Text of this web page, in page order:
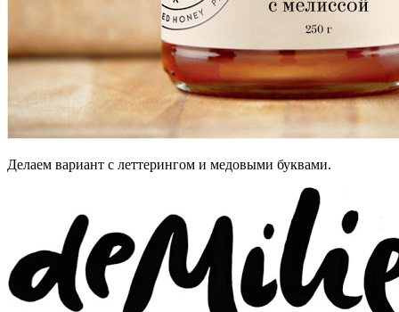
Делаем вариант c леттерингом и медовыми буквами.